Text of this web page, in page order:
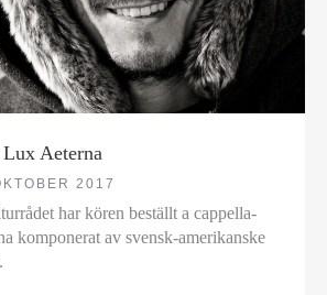
Aeterna
2017
har kören beställt a cappella-
komponerat av svensk-amerikanske